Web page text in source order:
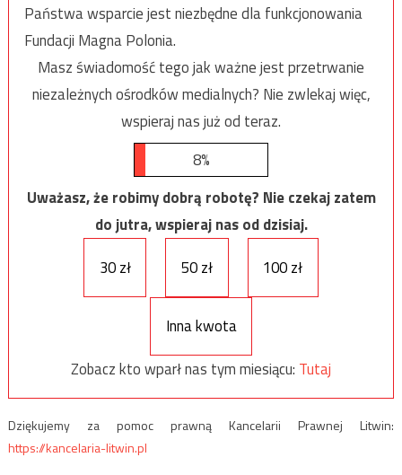
Państwa wsparcie jest niezbędne dla funkcjonowania
Fundacji Magna Polonia.
Masz świadomość tego jak ważne jest przetrwanie
niezależnych ośrodków medialnych? Nie zwlekaj więc,
wspieraj nas już od teraz.
8%
Uważasz, że robimy dobrą robotę? Nie czekaj zatem
do jutra, wspieraj nas od dzisiaj.
30 zł
50 zł 100 zł
Inna kwota
Zobacz kto wparł nas tym miesiącu: Tutaj
Dziękujemy za pomoc prawną Kancelarii Prawnej Litwin:
https://kancelaria-litwin.pl